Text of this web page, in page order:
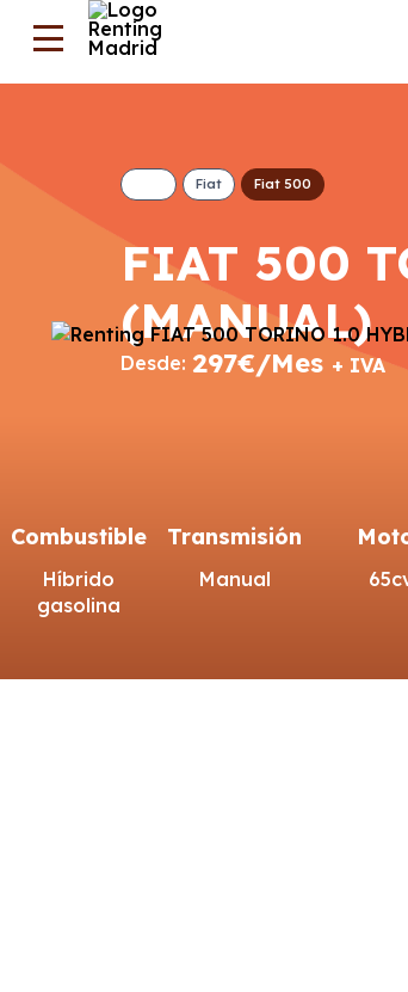
Fiat Fiat 500
FIAT 500
(MANUAL)
Desde: 297€/Mes + IVA
Combustible
Híbrido
gasolina
Transmisión
Manual